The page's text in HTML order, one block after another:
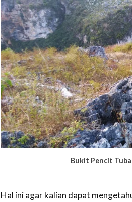
Bukit Pencit
Hal ini agar kalian dapat